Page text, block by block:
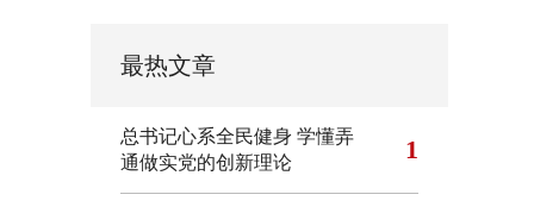
最热文章
总书记心系全民健身 学懂弄
通做实党的创新理论
1